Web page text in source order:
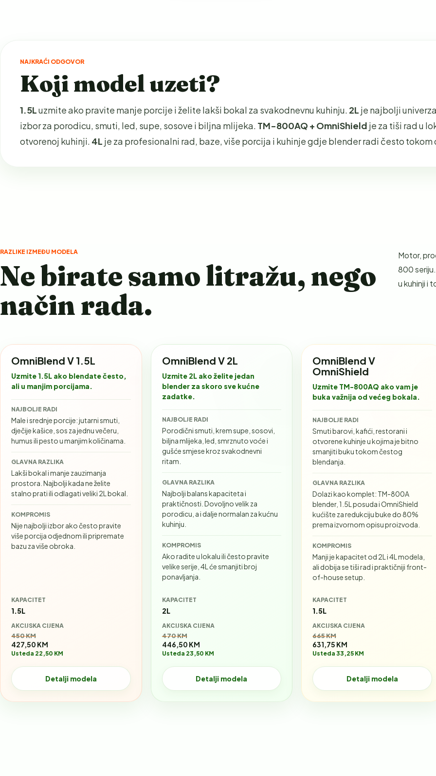
NAJKRAĆI ODGOVOR
Koji model uzeti?
1.5Luzmite ako pravite manje porcije i želite lakši bokal za svakodnevnu kuhinju. 2L je najbolji
izbor za porodicu, smuti, led, supe, sosove i biljna mlijeka. TM-800AQ + OmniShield je za tiši rad u
otvorenoj kuhinji. 4L je za profesionalni rad, baze, više porcija i kuhinje gdje blender radi često tokom
RAZLIKE IZMEĐU MODELA
Ne birate samo litražu, nego
način rada.
Motor,
800
u kuhinji i
OmniBlend V 1.5L
Uzmite 1.5L ako blendate često,
ali u manjim porcijama.
NAJBOLJE RADI
Male i srednje porcije: jutarni smuti,
dječije kašice, sos za jednu večeru,
humus ili pesto u manjim količinama.
GLAVNA RAZLIKA
Lakši bokal i manje zauzimanja
prostora. Najbolji kada ne želite
stalno prati ili odlagati veliki 2L bokal.
KOMPROMIS
Nije najbolji izbor ako često pravite
više porcija odjednom ili pripremate
bazu za više obroka.
KAPACITET
1.5L
AKCIJSKA CIJENA
Stara cijena:
450 KM
427,50 KM
Usteda 22,50 KM
Detalji modela
OmniBlend V 2L
Uzmite 2L ako želite jedan
blender za skoro sve kućne
zadatke.
NAJBOLJE RADI
Porodični smuti, krem supe, sosovi,
biljna mlijeka, led, smrznuto voće i
gušće smjese kroz svakodnevni
ritam.
GLAVNA RAZLIKA
Najbolji balans kapaciteta i
praktičnosti. Dovoljno velik za
porodicu, a i dalje normalan za kućnu
kuhinju.
KOMPROMIS
Ako radite u lokalu ili često pravite
velike serije, 4L će smanjiti broj
ponavljanja.
KAPACITET
2L
AKCIJSKA CIJENA
Stara cijena:
470 KM
446,50 KM
Usteda 23,50 KM
Detalji modela
OmniBlend V
OmniShield
Uzmite TM-800AQ ako vam je
buka važnija od većeg bokala.
NAJBOLJE RADI
Smuti barovi, kafići, restorani i
otvorene kuhinje u kojima je bitno
smanjiti buku tokom čestog
blendanja.
GLAVNA RAZLIKA
Dolazi kao komplet: TM-800A
blender, 1.5L posuda i OmniShield
kućište za redukciju buke do 80%
prema izvornom opisu proizvoda.
KOMPROMIS
Manji je kapacitet od 2L i 4L modela,
ali dobija se tiši rad i praktičniji front-
of-house setup.
KAPACITET
1.5L
AKCIJSKA CIJENA
Stara cijena:
665 KM
631,75 KM
Usteda 33,25 KM
Detalji modela